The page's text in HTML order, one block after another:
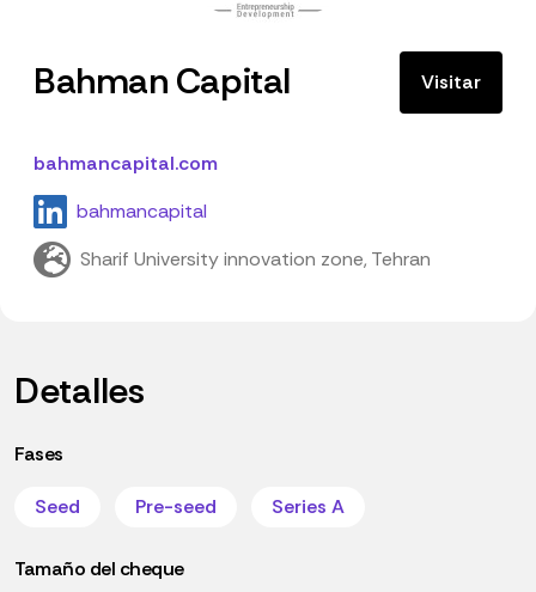
Bahman Capital Visitar
bahmancapital.com
bahmancapital
Sharif University innovation zone, Tehran
Detalles
Fases
Seed Pre-seed Series A
Tamaño del cheque